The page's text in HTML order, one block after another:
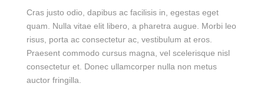
Cras justo odio, dapibus ac facilisis in, egestas eget
quam. Nulla vitae elit libero, a pharetra augue. Morbi leo
risus, porta ac consectetur ac, vestibulum at eros.
Praesent commodo cursus magna, vel scelerisque nisl
consectetur et. Donec ullamcorper nulla non metus
auctor fringilla.